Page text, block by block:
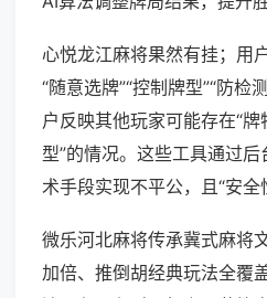
心悦龙江麻将果然有挂；用
“随意选牌”“控制牌型”“防检
户反映其他玩家可能存在“牌
型”的情况。这些工具通过
术手段实现不平公，且“安全
微乐河北麻将传承冀式麻将
加倍、推倒胡经典玩法全覆